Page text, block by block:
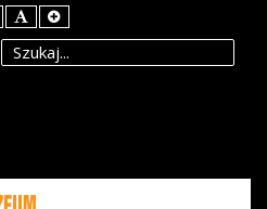
Set
Default
Font
Set
Larger
Font